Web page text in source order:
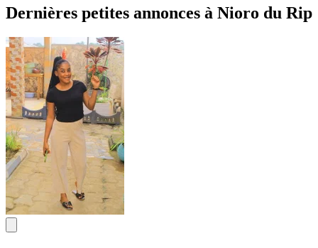
Dernières petites annonces à Nioro du Rip